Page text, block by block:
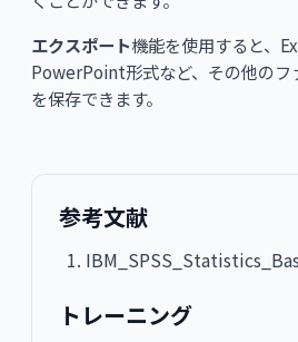
エクスポート機能を使用すると、
PowerPoint形式など、その他のフ
を保存できます。
参考文献
トレーニング